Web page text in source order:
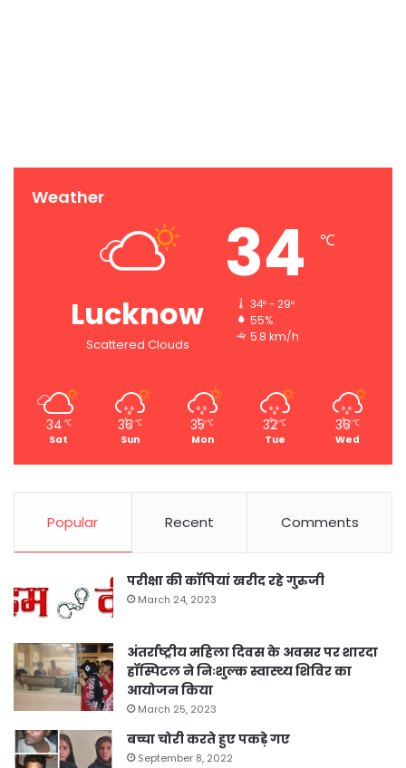
Weather
Lucknow
Scattered Clouds
34 ℃
34º - 29º
55%
5.8 km/h
34 ℃
Sat
36℃
Sun
35℃
Mon
32℃
Tue
36 ℃
Wed
Popular Recent Comments
परीक्षा की कॉपियां खरीद रहे गुरुजी
March 24, 2023
अंतर्राष्ट्रीय महिला दिवस के अवसर पर शारदा
हॉस्पिटल ने निःशुल्क स्वास्थ्य शिविर का
आयोजन किया
March 25, 2023
बच्चा चोरी करते हुए पकड़े गए
September 8, 2022